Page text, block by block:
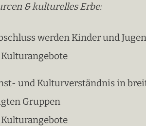
& kulturelles Erbe:
werden Kinder und
und Kulturverständnis in
Gruppen